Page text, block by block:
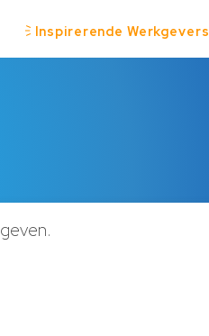
Inspirerende Werkgevers